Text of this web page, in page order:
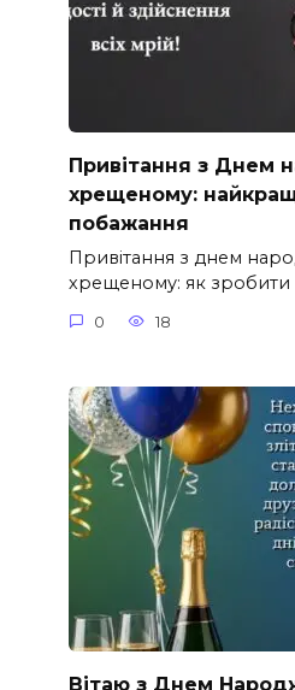
Привітання з Днем
хрещеному:
побажання
Привітання з днем
хрещеному: як зробити
0 18
Вітаю з Днем